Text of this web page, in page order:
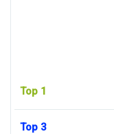
Top 1
Top 3